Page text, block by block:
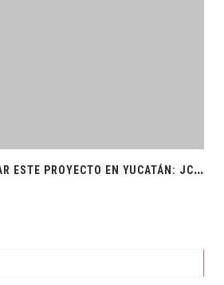
Q
UEREMOS ATERRIZAR ESTE PROYECTO EN YUCATÁN: JCRM